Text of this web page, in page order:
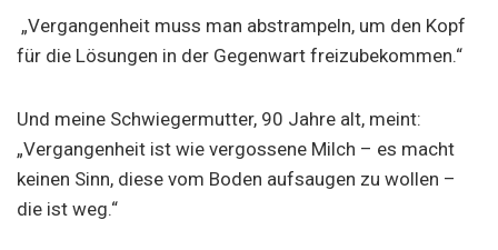
„Vergangenheit muss man abstrampeln, um den Kopf
für die Lösungen in der Gegenwart freizubekommen.“
Und meine Schwiegermutter, 90 Jahre alt, meint:
„Vergangenheit ist wie vergossene Milch – es macht
keinen Sinn, diese vom Boden aufsaugen zu wollen –
die ist weg.“